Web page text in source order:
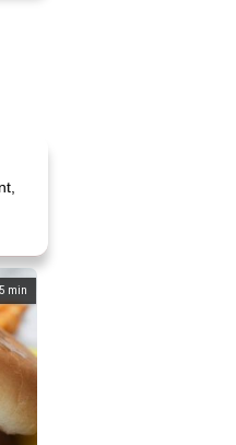
min